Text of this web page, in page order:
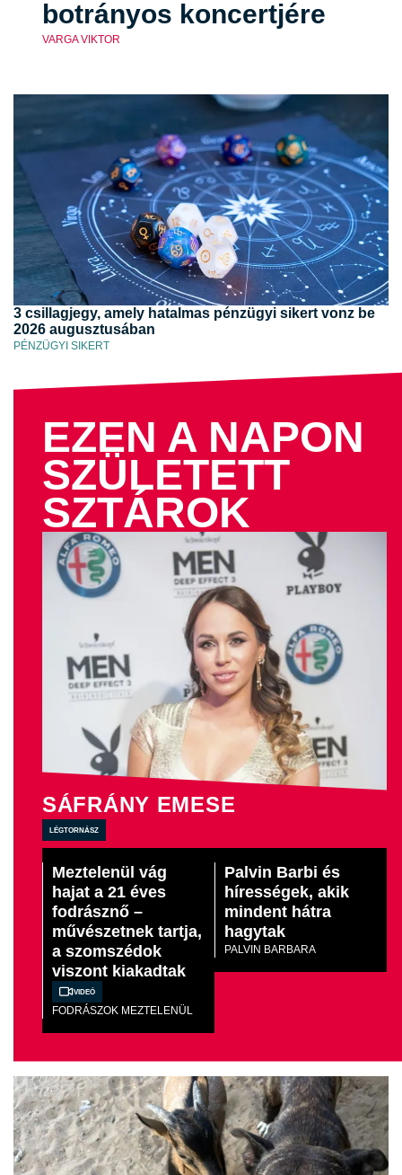
botrányos koncertjére
VARGA VIKTOR
3 csillagjegy, amely hatalmas pénzügyi sikert vonz be
2026 augusztusában
PÉNZÜGYI SIKERT
EZEN A NAPON
SZÜLETETT
SZTÁROK
SÁFRÁNY EMESE
légtornász
Meztelenül vág
hajat a 21 éves
fodrásznő –
művészetnek tartja,
a szomszédok
viszont kiakadtak
Videó
FODRÁSZOK MEZTELENÜL
Palvin Barbi és
hírességek, akik
mindent hátra
hagytak
PALVIN BARBARA